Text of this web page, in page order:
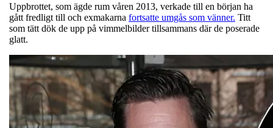
Uppbrottet, som ägde rum våren 2013, verkade till en början ha
gått fredligt till och exmakarna fortsatte umgås som vänner. Titt
som tätt dök de upp på vimmelbilder tillsammans där de poserade
glatt.